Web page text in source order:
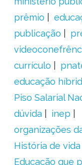
prêmio
publicação
currículo
educação
Piso Salarial
dúvida
inep
organizações
História de vida
Educação que